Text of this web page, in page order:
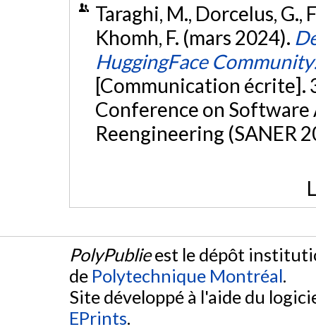
Taraghi, M., Dorcelus, G.,
Khomh, F. (mars 2024).
HuggingFace
[Communication écrite].
Conference on Software
Reengineering (SANER
PolyPublieest le dépôt
de Polytechnique Montréal.
Site développé à l'aide du
EPrints.